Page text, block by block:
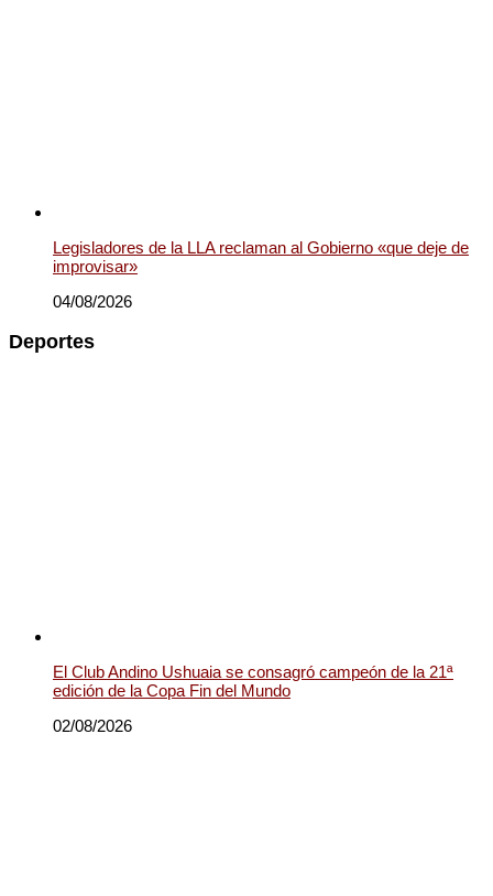
Legisladores de la LLA reclaman al Gobierno «que deje de
improvisar»
04/08/2026
Deportes
El Club Andino Ushuaia se consagró campeón de la 21ª
edición de la Copa Fin del Mundo
02/08/2026